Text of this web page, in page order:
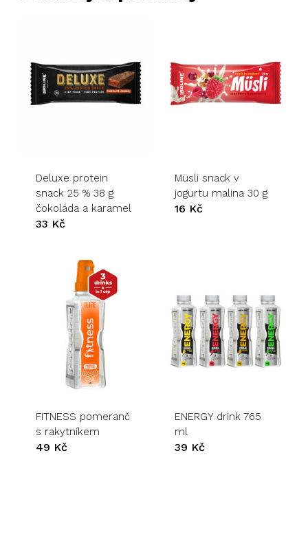
Deluxe protein
snack 25 % 38 g
čokoláda a karamel
33 Kč
Müsli snack v
jogurtu malina 30 g
16 Kč
FITNESS pomeranč
s rakytníkem
49 Kč
ENERGY drink 765
ml
39 Kč